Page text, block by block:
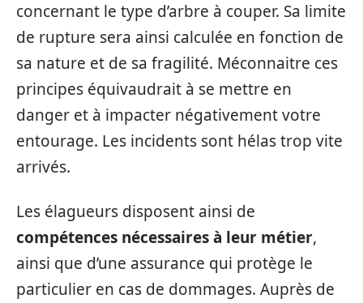
concernant le type d’arbre à couper. Sa limite
de rupture sera ainsi calculée en fonction de
sa nature et de sa fragilité. Méconnaitre ces
principes équivaudrait à se mettre en
danger et à impacter négativement votre
entourage. Les incidents sont hélas trop vite
arrivés.
Les élagueurs disposent ainsi de
compétences nécessaires à leur métier,
ainsi que d’une assurance qui protège le
particulier en cas de dommages. Auprès de